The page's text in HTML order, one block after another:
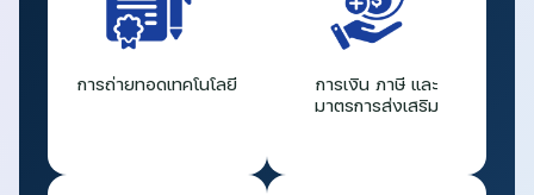
การถ่ายทอดเทคโนโลยี
การเงิน ภาษี และ
มาตรการส่งเสริม